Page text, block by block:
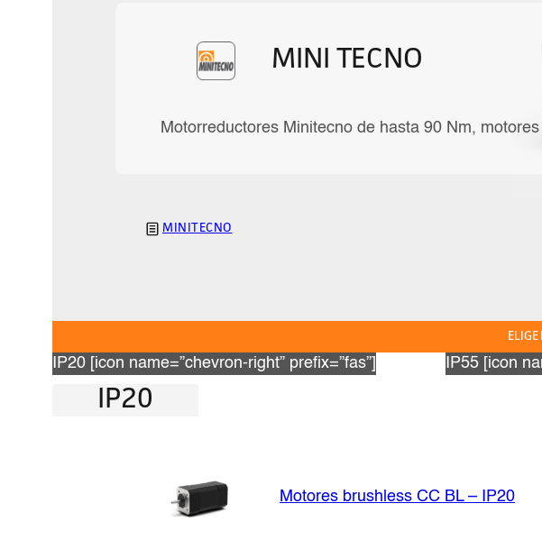
MINI TECNO
Motorreductores Minitecno de hasta 90 Nm,
MINITECNO
IP20 [icon name=”chevron-right” prefix=”fas”] IP55 [icon
IP20
Motores brushless CC BL – IP20